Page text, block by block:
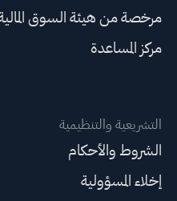
مرخصة من هيئة السوق
مركز المساعدة
التشريعية والتنظيمية
الشروط والأحكام
إخلاء المسؤولية